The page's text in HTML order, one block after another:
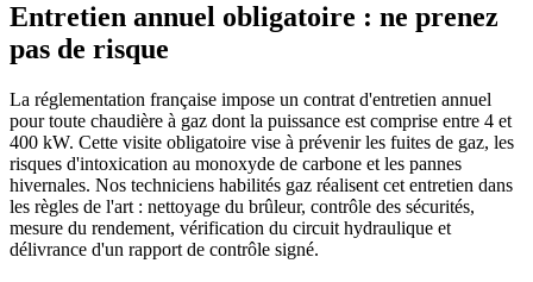
Entretien annuel obligatoire : ne prenez
pas de risque
La réglementation française impose un contrat d'entretien annuel
pour toute chaudière à gaz dont la puissance est comprise entre 4 et
400 kW. Cette visite obligatoire vise à prévenir les fuites de gaz, les
risques d'intoxication au monoxyde de carbone et les pannes
hivernales. Nos techniciens habilités gaz réalisent cet entretien dans
les règles de l'art : nettoyage du brûleur, contrôle des sécurités,
mesure du rendement, vérification du circuit hydraulique et
délivrance d'un rapport de contrôle signé.